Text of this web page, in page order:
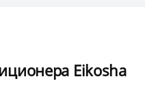
Eikosha